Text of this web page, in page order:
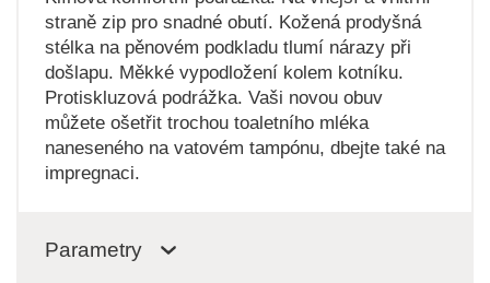
straně zip pro snadné obutí. Kožená prodyšná
stélka na pěnovém podkladu tlumí nárazy při
došlapu. Měkké vypodložení kolem kotníku.
Protiskluzová podrážka. Vaši novou obuv
můžete ošetřit trochou toaletního mléka
naneseného na vatovém tampónu, dbejte také na
impregnaci.
Parametry